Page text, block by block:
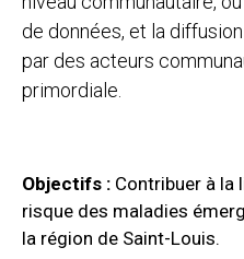
de données, et la
par des acteurs
primordiale.
Objectifs : Contribuer à
risque des maladies
la région de Saint-Louis.